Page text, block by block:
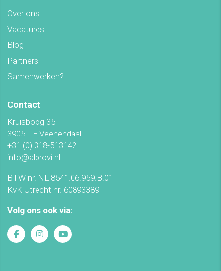
Over ons
Vacatures
Blog
Partners
Samenwerken?
Contact
Kruisboog 35
3905 TE Veenendaal
+31 (0) 318-513142
info@alprovi.nl
BTW nr. NL 8541.06.959.B.01
KvK Utrecht nr. 60893389
Volg ons ook via: